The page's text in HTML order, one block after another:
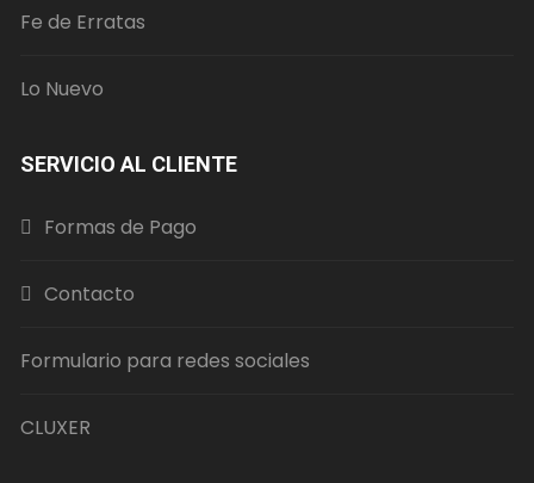
Fe de Erratas
Lo Nuevo
SERVICIO AL CLIENTE
Formas de Pago
Contacto
Formulario para redes sociales
CLUXER